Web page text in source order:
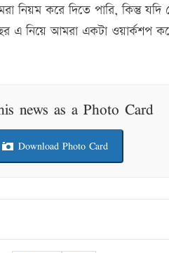
নিয়ম করে দিতে পারি, কিন্তু
এ নিয়ে আমরা একটা ওয়ার্কশপ
news as a Photo Card
Download Photo Card